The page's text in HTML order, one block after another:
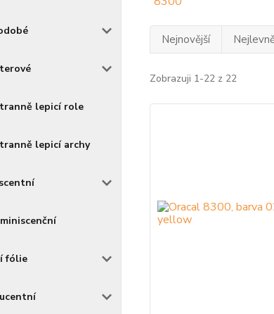
lepicí role
lepicí archy
fólie
Nejnovější
Zobrazuji 1-22 z 22